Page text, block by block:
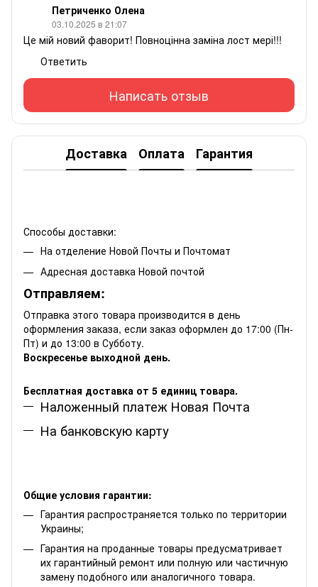
Петриченко Олена
03.10.2025 в 21:07
Це мій новий фаворит! Повноцінна заміна лост мері!!!
Ответить
Написать отзыв
Доставка Оплата Гарантия
Способы доставки:
На отделение Новой Почты и Почтомат
Адресная доставка Новой почтой
Отправляем:
Отправка этого товара производится в день
оформления заказа, если заказ оформлен до 17:00 (Пн-
Пт) и до 13:00 в Субботу.
Воскресенье выходной день.
Бесплатная доставка от 5 единиц товара.
Наложенный платеж Новая Почта
На банковскую карту
Общие условия гарантии:
Гарантия распространяется только по территории
Украины;
Гарантия на проданные товары предусматривает
их гарантийный ремонт или полную или частичную
замену подобного или аналогичного товара.